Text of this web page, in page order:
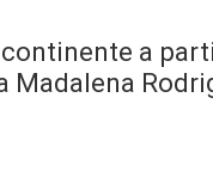
a
Madalena